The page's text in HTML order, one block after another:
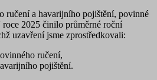
ručení a havarijního pojištění, povinné
roce 2025 činilo průměrné roční
uzavření jsme zprostředkovali:
ručení,
pojištění.